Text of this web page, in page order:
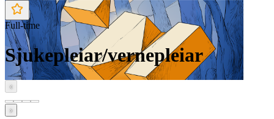
Full-time
Sjukepleiar/vernepleiar
‹
›